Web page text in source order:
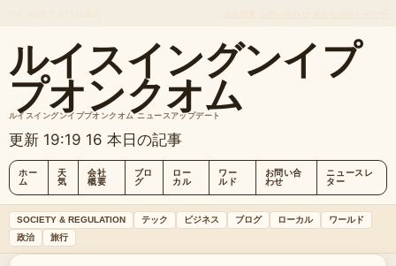
ルイスイングンイプ
プオンクオム
ルイスイングンイププオンクオム ニュースアップデート
更新 19:19 16 本日の記事
ホー
ム
天
気
会社
概要
ブロ
グ
ロー
カル
ワー
ルド
お問い合
わせ
ニュースレ
ター
SOCIETY & REGULATION テック ビジネス ブログ ローカル
ワールド
政治
旅行